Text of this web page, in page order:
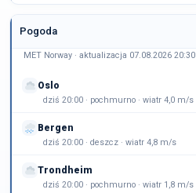
Pogoda
MET Norway · aktualizacja 07.08.2026 20:30
Oslo
dziś 20:00 · pochmurno · wiatr 4,0 m/s
Bergen
dziś 20:00 · deszcz · wiatr 4,8 m/s
Trondheim
dziś 20:00 · pochmurno · wiatr 1,8 m/s